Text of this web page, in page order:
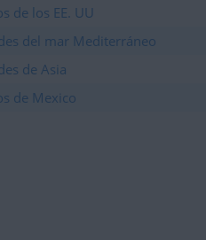
de los EE. UU
del mar Mediterráneo
de Asia
de Mexico